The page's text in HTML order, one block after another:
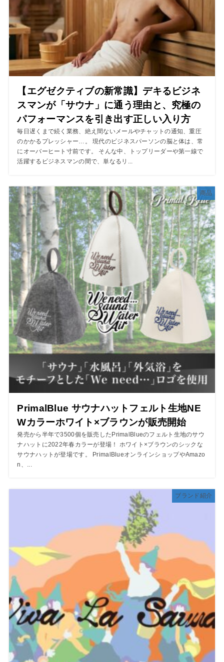
【エグゼクティブの新常識】デキるビジネ
スマンが「サウナ」に通う理由と、究極の
パフォーマンスを引き出す正しい入り方
毎日遅くまで続く業務、絶え間ないメールやチャットの通知、重圧
のかかるプレッシャー…。 現代のビジネスパーソンの脳と体は、常
にオーバーヒート寸前です。 そんな中、トップリーダーや第一線で
活躍するビジネスマンの間で、単なるリ...
商品
PrimalBlue サウナハットフェルト生地NE
Wカラーホワイト×ブラウンが販売開始
発売から半年で3500個を販売したPrimalBlueのフェルト生地のサウ
ナハットに2022年春カラーが登場！ ホワイト×ブラウンのシックな
サウナハットが登場です。 PrimalBlueオンラインショップやAmazo
n、...
ブランド紹介